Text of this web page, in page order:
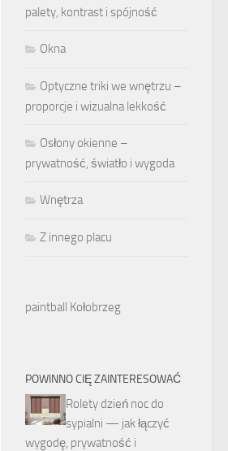
palety, kontrast i spójność
Okna
Optyczne triki we wnętrzu –
proporcje i wizualna lekkość
Osłony okienne –
prywatność, światło i wygoda
Wnętrza
Z innego placu
paintball Kołobrzeg
POWINNO CIĘ ZAINTERESOWAĆ
Rolety dzień noc do
sypialni — jak łączyć
wygodę, prywatność i